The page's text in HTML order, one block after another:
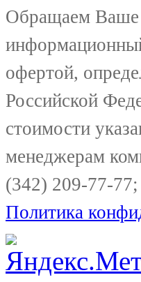
Обращаем Ваше
офертой,
Российской
стоимости
менеджерам
(342) 209-77-
Политика